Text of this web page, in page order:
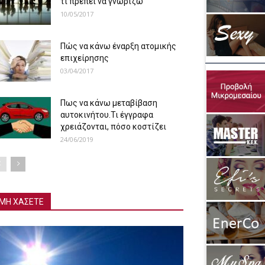
10/05/2017
Πώς να κάνω έναρξη ατομικής
επιχείρησης
03/04/2017
Πως να κάνω μεταβίβαση
αυτοκινήτου.Τι έγγραφα
χρειάζονται, πόσο κοστίζει
24/06/2019
ΧΑΣΕΤΕ